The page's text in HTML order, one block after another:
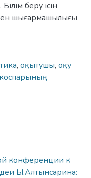
беру ісін
шығармашылығы
, оқытушы, оқу
конференции к
Ы.Алтынсарина: